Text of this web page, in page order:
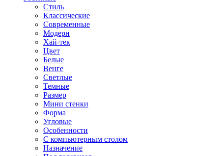
Стиль
Классические
Современные
Модерн
Хай-тек
Цвет
Белые
Венге
Светлые
Темные
Размер
Мини стенки
Форма
Угловые
Особенности
С компьютерным столом
Назначение